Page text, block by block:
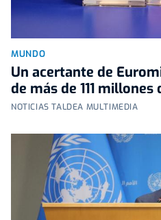
MUNDO
Un acertante de
de más de 111 millones
NOTICIAS TALDEA MULTIMEDIA